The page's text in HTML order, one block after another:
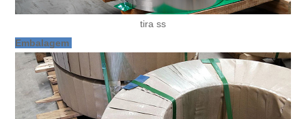
tira ss
Embalagem